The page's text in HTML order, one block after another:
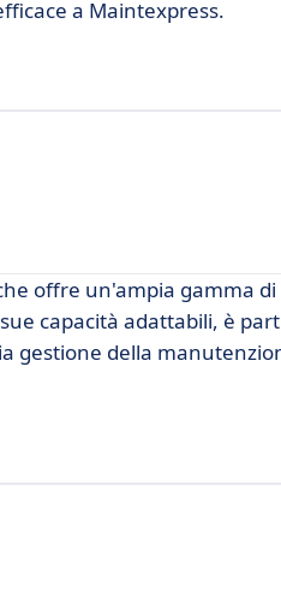
a Maintexpress.
offre un'ampia gamma
capacità adattabili, è
gestione della